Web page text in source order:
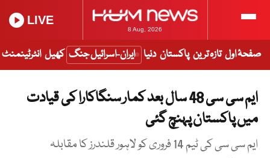
8 Aug, 2026
LIVE
صفحۂ اول تازہ ترین پاکستان دنیا ایران-اسرائیل جنگ کھیل انٹرٹینمنٹ
ایم سی سی 48 سال بعد کمار سنگاکارا کی قیادت
میں پاکستان پہنچ گئی
ایم سی سی کی ٹیم 14 فروری کو لاہور قلندرز کا مقابلہ